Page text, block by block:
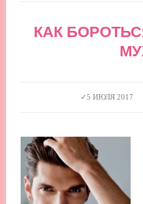
КАК
5 ИЮЛЯ 2017